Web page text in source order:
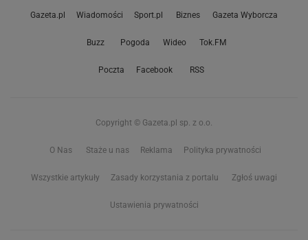
Gazeta.pl Wiadomości Sport.pl Biznes Gazeta Wyborcza
Buzz Pogoda Wideo Tok.FM
Poczta Facebook RSS
Copyright © Gazeta.pl sp. z o.o.
O Nas Staże u nas Reklama Polityka prywatności
Wszystkie artykuły Zasady korzystania z portalu Zgłoś uwagi
Ustawienia prywatności